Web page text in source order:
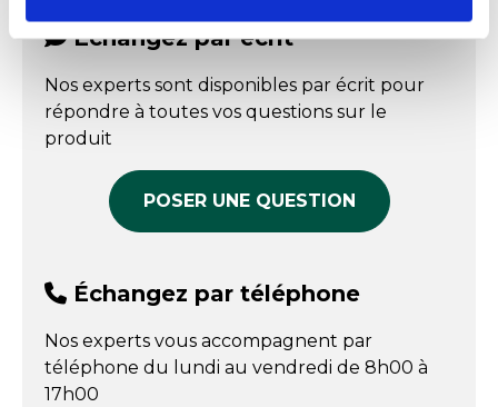
Référence : 0100291026
En stock
Prix public affiché
72,55 € HT
COMPARER
Échangez par écrit
Nos experts sont disponibles par écrit pour
répondre à toutes vos questions sur le
produit
POSER UNE QUESTION
Échangez par téléphone
Nos experts vous accompagnent par
téléphone du lundi au vendredi de 8h00 à
17h00